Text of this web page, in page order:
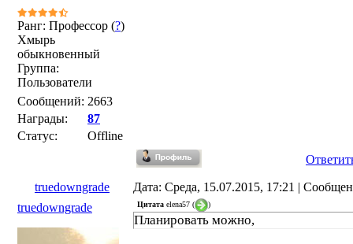
Ранг: Профессор (?)
Хмырь
обыкновенный
Группа:
Пользователи
Сообщений: 2663
Награды:
87
Статус:
Offline
truedowngrade
Дата: Среда, 15.07.2015, 17:21 |
truedowngrade
Цитата elena57 ( )
Планировать можно,